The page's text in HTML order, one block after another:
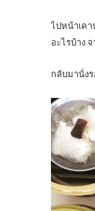
ไปหน้าเคา
อะไรบ้าง
กลับมานั่ง